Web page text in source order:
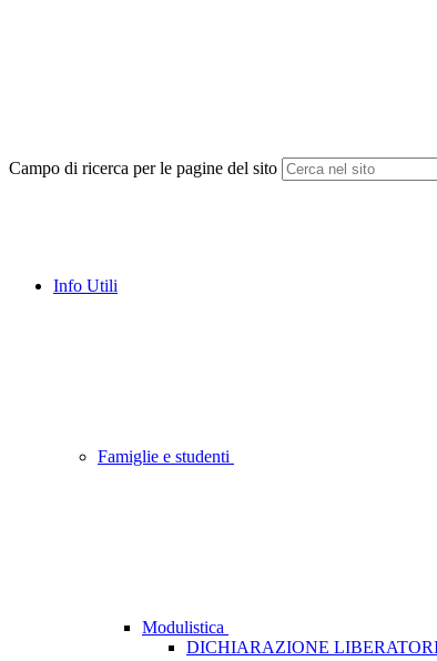
Campo di ricerca per le pagine del sito
Info Utili
Famiglie e studenti
Modulistica
DICHIARAZIONE